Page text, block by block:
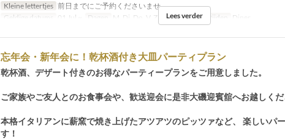
Kleine lettertjes 前日までにご予約くださいませ。
Geldige datums
01 Jul ~ Dagen M, Di, Do, V, Za, Zo, Vak Maaltijden Diner
Lees verder
忘年会・新年会に！乾杯酒付き大皿パーティプラン
乾杯酒、デザート付きのお得なパーティープランをご用意しました。
ご家族やご友人とのお食事会や、歓送迎会に是非大磯迎賓舘へお越しく
本格イタリアンに薪窯で焼き上げたアツアツのピッツァなど、 楽しいパ
す！